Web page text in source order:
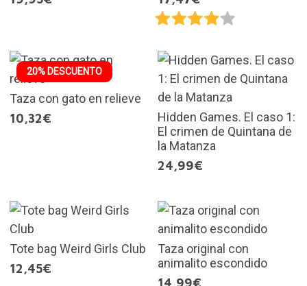
20% DESCUENTO
Taza con gato en relieve
10,32€
Hidden Games. El caso 1:
El crimen de Quintana de
la Matanza
24,99€
Tote bag Weird Girls Club
12,45€
Taza original con
animalito escondido
14,99€